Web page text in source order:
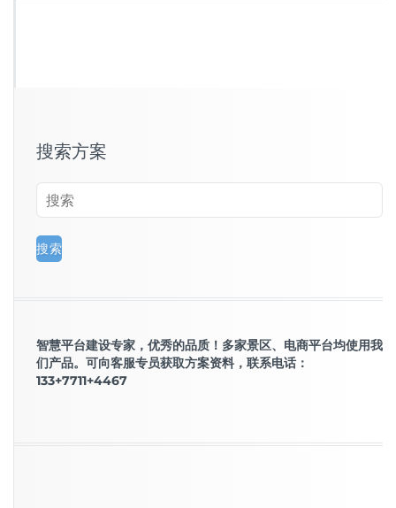
搜索方案
智慧平台建设专家，优秀的品质！多家景区、电商平台均使用我
们产品。可向客服专员获取方案资料，联系电话：
133+7711+4467